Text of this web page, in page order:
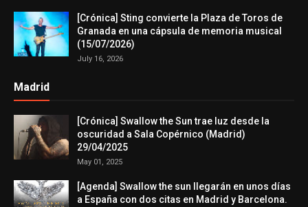
[Crónica] Sting convierte la Plaza de Toros de
Granada en una cápsula de memoria musical
(15/07/2026)
July 16, 2026
Madrid
[Crónica] Swallow the Sun trae luz desde la
oscuridad a Sala Copérnico (Madrid)
29/04/2025
May 01, 2025
[Agenda] Swallow the sun llegarán en unos días
a España con dos citas en Madrid y Barcelona.